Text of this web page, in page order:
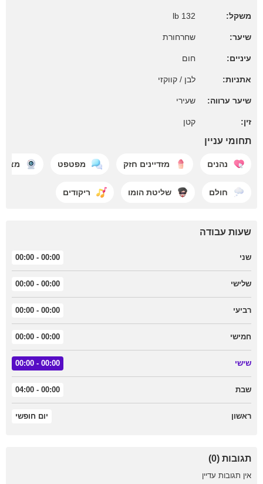
משקל: 132 lb
שיער: שחרחורת
עיניים: חום
אתניות: לבן / קווקזי
שיער ערווה: שעירי
זין: קטן
תחומי עניין
נהנים מזדיינים חזק מפטפט
חולם שליטת הומו ריקודים
שעות עבודה
שני 00:00 - 00:00
שלישי 00:00 - 00:00
רביעי 00:00 - 00:00
חמישי 00:00 - 00:00
שישי 00:00 - 00:00
שבת 00:00 - 04:00
ראשון יום חופשי
תגובות (0)
אין תגובות עדיין